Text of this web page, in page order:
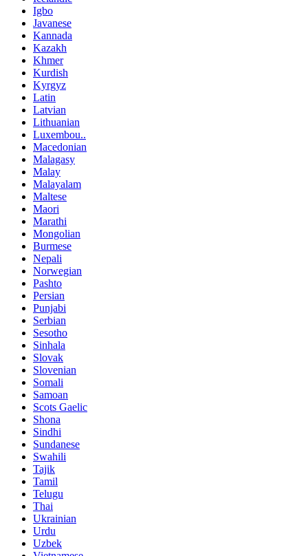
Igbo
Javanese
Kannada
Kazakh
Khmer
Kurdish
Kyrgyz
Latin
Latvian
Lithuanian
Luxembou..
Macedonian
Malagasy
Malay
Malayalam
Maltese
Maori
Marathi
Mongolian
Burmese
Nepali
Norwegian
Pashto
Persian
Punjabi
Serbian
Sesotho
Sinhala
Slovak
Slovenian
Somali
Samoan
Scots Gaelic
Shona
Sindhi
Sundanese
Swahili
Tajik
Tamil
Telugu
Thai
Ukrainian
Urdu
Uzbek